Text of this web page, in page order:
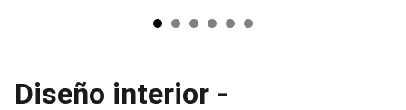
Diseño interior -